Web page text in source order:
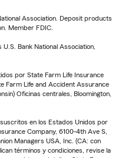
Association. Deposit products
Member FDIC.
Bank National Association,
por State Farm Life Insurance
Farm Life and Accident Assurance
Oficinas centrales, Bloomington,
en los Estados Unidos por
Company, 6100-4th Ave S,
Managers USA, Inc. (CA: con
términos y condiciones, revise la